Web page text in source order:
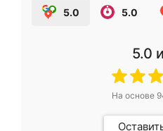
5.0 5.0
5.0
На основе